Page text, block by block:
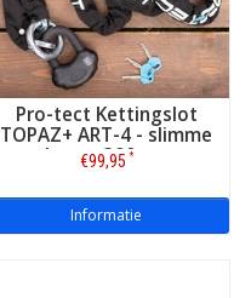
Pro-tect Kettingslot
TOPAZ+ ART-4 - slimme
loop - 300 cm
€99,95 *
Informatie